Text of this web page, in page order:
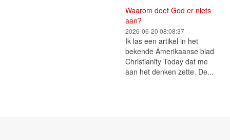
Waarom doet God er niets
aan?
2026-06-20 08:08:37
Ik las een artikel in het
bekende Amerikaanse blad
Christianity Today dat me
aan het denken zette. De...